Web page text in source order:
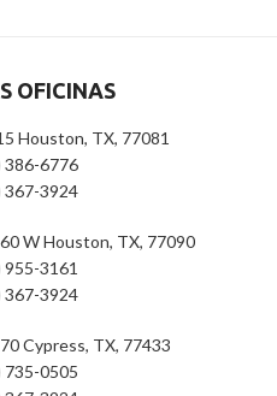
$ 69.00 $ 49.00
Product Fee
Total Payable Amount
Tienda: